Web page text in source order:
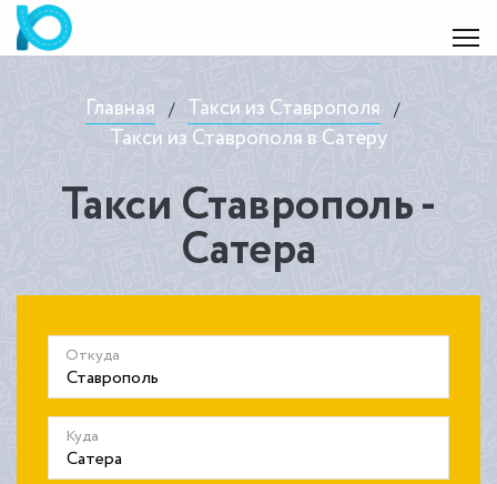
Главная / Такси из Ставрополя /
Такси из Ставрополя в Сатеру
Такси Ставрополь -
Сатера
Откуда
Куда